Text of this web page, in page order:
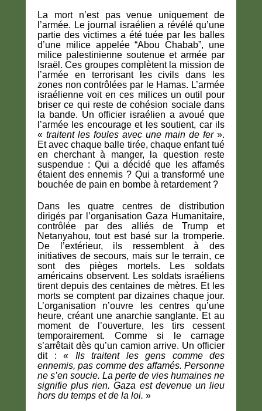
La mort n’est pas venue uniquement de
l’armée. Le journal israélien a révélé qu’une
partie des victimes a été tuée par les balles
d’une milice appelée “Abou Chabab”, une
milice palestinienne soutenue et armée par
Israël. Ces groupes complètent la mission de
l’armée en terrorisant les civils dans les
zones non contrôlées par le Hamas. L’armée
israélienne voit en ces milices un outil pour
briser ce qui reste de cohésion sociale dans
la bande. Un officier israélien a avoué que
l’armée les encourage et les soutient, car ils
« traitent les foules avec une main de fer».
Et avec chaque balle tirée, chaque enfant tué
en cherchant à manger, la question reste
suspendue : Qui a décidé que les affamés
étaient des ennemis ? Qui a transformé une
bouchée de pain en bombe à retardement ?
Dans les quatre centres de distribution
dirigés par l’organisation Gaza Humanitaire,
contrôlée par des alliés de Trump et
Netanyahou, tout est basé sur la tromperie.
De l’extérieur, ils ressemblent à des
initiatives de secours, mais sur le terrain, ce
sont des pièges mortels. Les soldats
américains observent. Les soldats israéliens
tirent depuis des centaines de mètres. Et les
morts se comptent par dizaines chaque jour.
L’organisation n’ouvre les centres qu’une
heure, créant une anarchie sanglante. Et au
moment de l’ouverture, les tirs cessent
temporairement. Comme si le carnage
s’arrêtait dès qu’un camion arrive. Un officier
dit : « Ils traitent les gens comme des
ennemis, pas comme des affamés. Personne
ne s’en soucie. La perte de vies humaines ne
signifie plus rien. Gaza est devenue un lieu
hors du temps et de la loi. »